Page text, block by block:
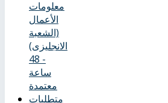
معلومات
الأعمال
(الشعبة
الانجليزى)
- 48
ساعة
معتمدة
متطلبات